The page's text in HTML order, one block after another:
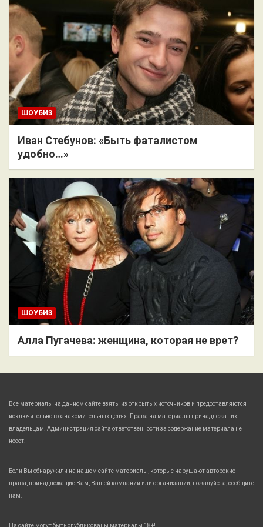
ШОУБИЗ
Иван Стебунов: «Быть фаталистом
удобно…»
ШОУБИЗ
Алла Пугачева: женщина, которая не врет?
Все материалы на данном сайте взяты из открытых источников и предоставляются
исключительно в ознакомительных целях. Права на материалы принадлежат их
владельцам. Администрация сайта ответственности за содержание материала не
несет.
Если Вы обнаружили на нашем сайте материалы, которые нарушают авторские
права, принадлежащие Вам, Вашей компании или организации, пожалуйста, сообщите
нам.